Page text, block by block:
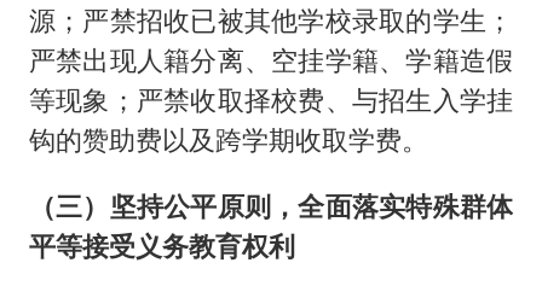
源；严禁招收已被其他学校录取的学生；
严禁出现人籍分离、空挂学籍、学籍造假
等现象；严禁收取择校费、与招生入学挂
钩的赞助费以及跨学期收取学费。
（三）坚持公平原则，全面落实特殊群体
平等接受义务教育权利